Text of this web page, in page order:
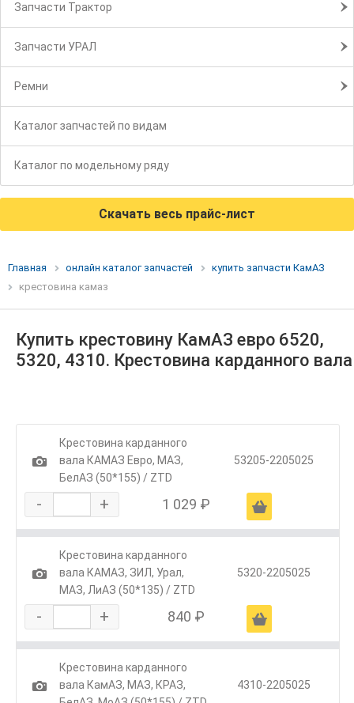
Запчасти Трактор
Запчасти УРАЛ
Ремни
Каталог запчастей по видам
Каталог по модельному ряду
Скачать весь прайс-лист
Главная онлайн каталог запчастей
купить запчасти КамАЗ
крестовина камаз
Купить крестовину КамАЗ евро 6520,
5320, 4310. Крестовина карданного вала
1
Крестовина карданного
вала КАМАЗ Евро, МАЗ,
БелАЗ (50*155) / ZTD
53205-2205025
- + 1 029 ₽ Ä
1
Крестовина карданного
вала КАМАЗ, ЗИЛ, Урал,
МАЗ, ЛиАЗ (50*135) / ZTD
5320-2205025
- + 840 ₽ Ä
1
Крестовина карданного
вала КамАЗ, МАЗ, КРАЗ,
4310-2205025